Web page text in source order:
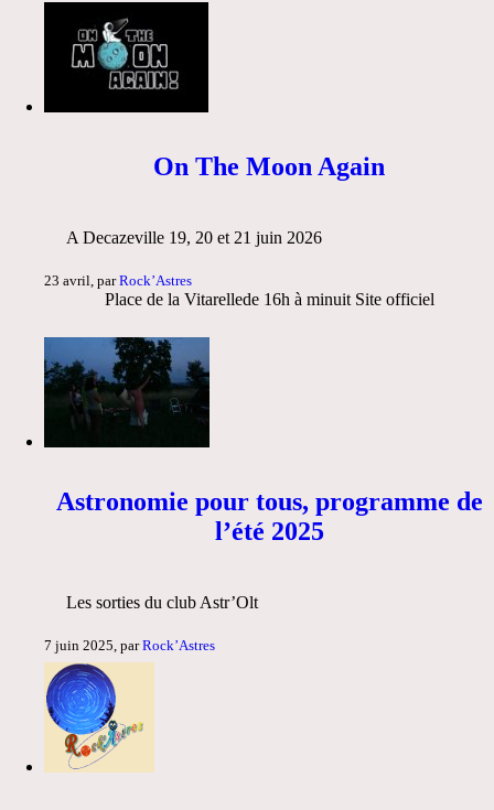
On The Moon Again
A Decazeville 19, 20 et 21 juin 2026
23 avril, parRock’Astres
Place de la Vitarellede 16h à minuit Site officiel
Astronomie pour tous, programme de
l’été 2025
Les sorties du club Astr’Olt
7 juin 2025, parRock’Astres